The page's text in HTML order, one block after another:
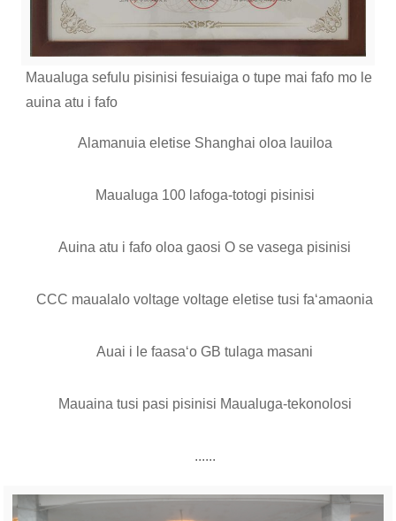
Maualuga sefulu pisinisi fesuiaiga o tupe mai fafo mo le
auina atu i fafo
Alamanuia eletise Shanghai oloa lauiloa
Maualuga 100 lafoga-totogi pisinisi
Auina atu i fafo oloa gaosi O se vasega pisinisi
CCC maualalo voltage voltage eletise tusi faʻamaonia
Auai i le faasaʻo GB tulaga masani
Mauaina tusi pasi pisinisi Maualuga-tekonolosi
......